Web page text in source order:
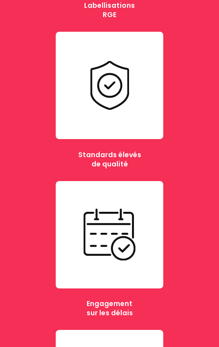
Labellisations
RGE
Standards élevés
de qualité
Engagement
sur les délais